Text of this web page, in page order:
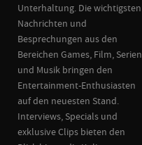
Unterhaltung. Die wichtigsten
Nachrichten und
Besprechungen aus den
Bereichen Games, Film, Serien
und Musik bringen den
Entertainment-Enthusiasten
auf den neuesten Stand.
Interviews, Specials und
exklusive Clips bieten den